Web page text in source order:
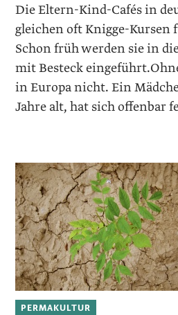
Die Eltern-Kind-Cafés in
gleichen oft Knigge-Kursen
Schon früh werden sie in
mit Besteck
in Europa nicht. Ein
Jahre alt, hat sich offenbar
PERMAKULTUR